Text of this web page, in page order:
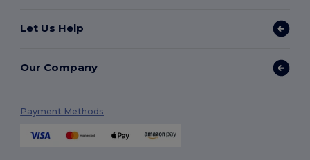
Let Us Help
Our Company
Payment Methods